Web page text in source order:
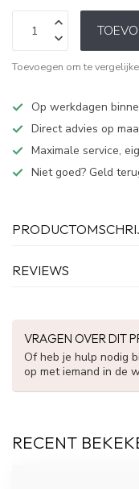
Toevoegen om te
Op werkdagen
Direct advies op
Maximale service,
Niet goed? Geld
REVIEWS
VRAGEN OVER DIT
Of heb je hulp nodig
op met iemand in de
RECENT